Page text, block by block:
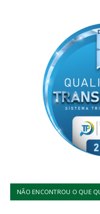
NÃO ENCONTROU O QUE